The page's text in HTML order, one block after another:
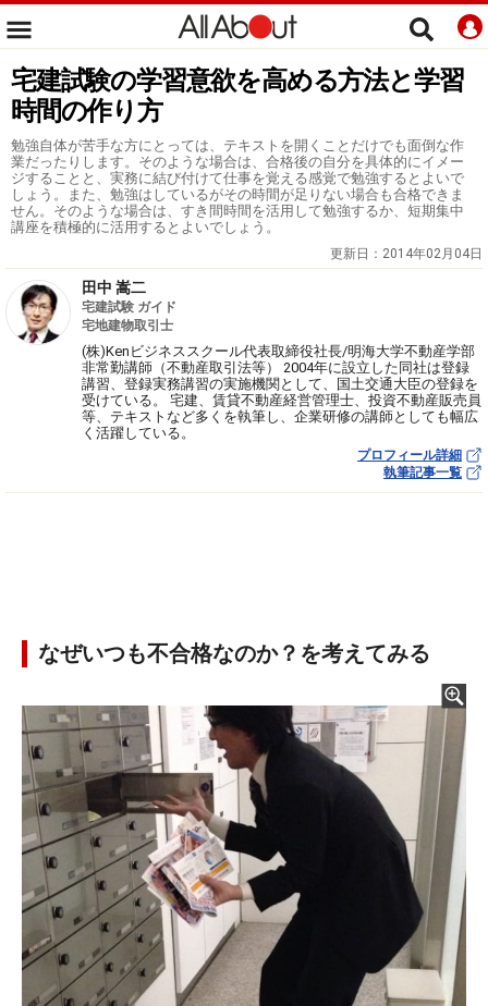
宅建試験の学習意欲を高める方法と学習
時間の作り方
勉強自体が苦手な方にとっては、テキストを開くことだけでも面倒な作
業だったりします。そのような場合は、合格後の自分を具体的にイメー
ジすることと、実務に結び付けて仕事を覚える感覚で勉強するとよいで
しょう。また、勉強はしているがその時間が足りない場合も合格できま
せん。そのような場合は、すき間時間を活用して勉強するか、短期集中
講座を積極的に活用するとよいでしょう。
更新日： 2014年02月04日
田中 嵩二
宅建試験 ガイド
宅地建物取引士
(株)Kenビジネススクール代表取締役社長/明海大学不動産学部
非常勤講師（不動産取引法等） 2004年に設立した同社は登録
講習、登録実務講習の実施機関として、国土交通大臣の登録を
受けている。 宅建、賃貸不動産経営管理士、投資不動産販売員
等、テキストなど多くを執筆し、企業研修の講師としても幅広
く活躍している。
プロフィール詳細
執筆記事一覧
なぜいつも不合格なのか？を考えてみる